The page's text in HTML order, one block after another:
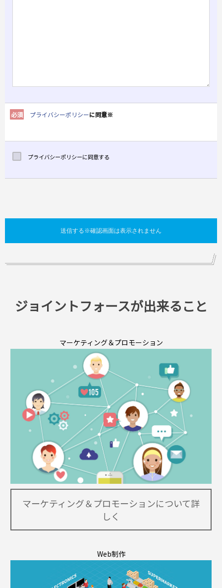
必須 プライバシーポリシーに同意※
プライバシーポリシーに同意する
ジョイントフォースが出来ること
マーケティング＆プロモーション
マーケティング＆プロモーションについて詳
しく
Web制作